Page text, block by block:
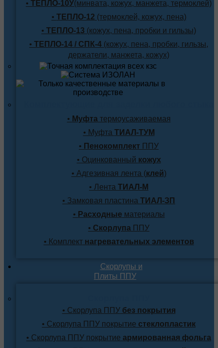
• ТЕПЛО-10У(минвата, кожух, манжета, термоклей)
• ТЕПЛО-12 (термоклей, кожух, пена)
• ТЕПЛО-13 (кожух, пена, пробки и гильзы)
• ТЕПЛО-14 / СПК-4 (кожух, пена, пробки, гильзы,
держатели, манжета, кожух)
• Муфтатермоусаживаемая
• Муфта ТИАЛ-ТУМ
• Пенокомплект ППУ
• Оцинкованный кожух
• Адгезивная лента (клей)
• Лента ТИАЛ-М
• Замковая пластина ТИАЛ-ЗП
• Расходные материалы
• Скорлупа ППУ
• Комплектнагревательных элементов
Скорлупы и
Плиты ППУ
• Скорлупа ППУбез покрытия
• Скорлупа ППУ покрытие стеклопластик
• Скорлупа ППУ покрытие армированная фольга